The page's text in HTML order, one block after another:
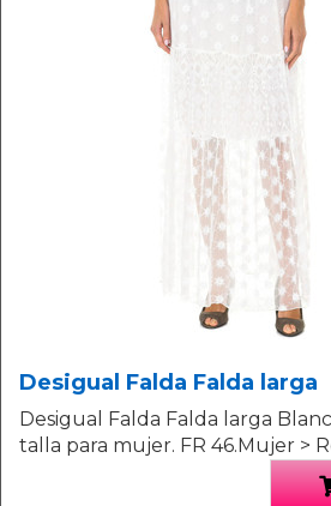
Desigual Falda Falda larga
Desigual Falda Falda larga
talla para mujer. FR 46.Mujer >